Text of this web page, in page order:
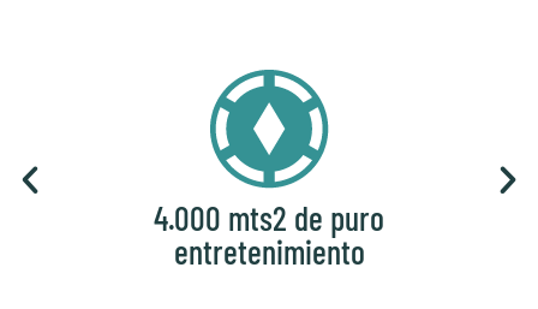
4.000 mts2 de puro
entretenimiento